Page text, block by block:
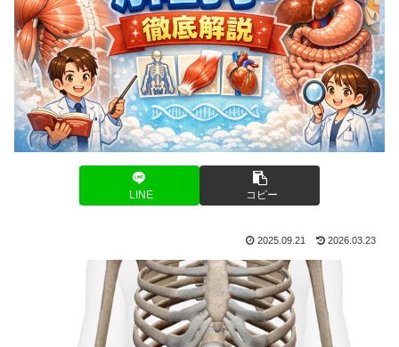
LINE コピー
2025.09.21 2026.03.23